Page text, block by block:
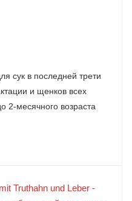
сук в последней трети
и щенков всех
2-месячного возраста